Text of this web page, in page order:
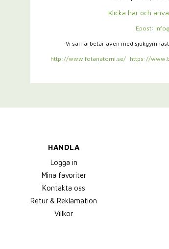
Klicka här och
Epost:
Vi samarbetar även med
http://www.fotanatomi.se/ https://
HANDLA
Logga in
Mina favoriter
Kontakta oss
Retur & Reklamation
Villkor